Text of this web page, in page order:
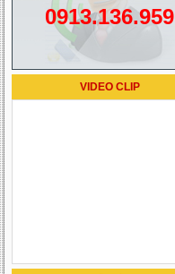
0913.136.959
VIDEO CLIP